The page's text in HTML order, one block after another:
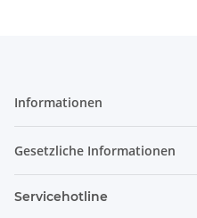
Informationen
Gesetzliche Informationen
Servicehotline